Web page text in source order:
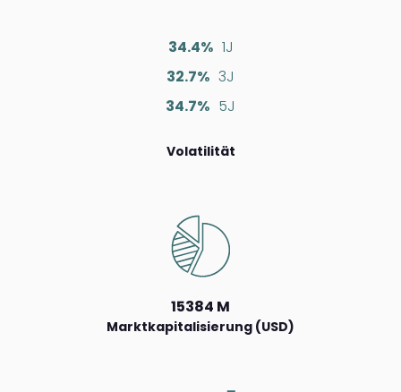
34.4% 1J
32.7% 3J
34.7% 5J
Volatilität
15384 M
Marktkapitalisierung (USD)